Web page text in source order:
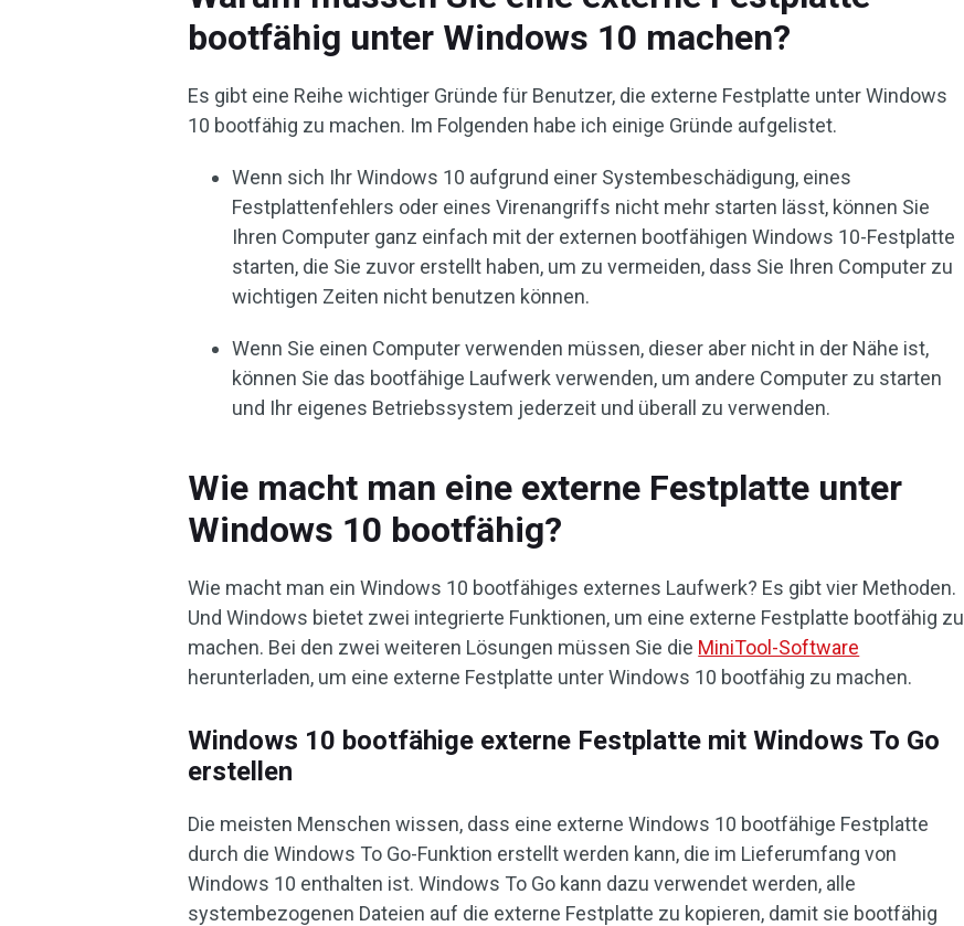
bootfähig unter Windows 10 machen?
Es gibt eine Reihe wichtiger Gründe für Benutzer, die externe Festplatte unter Windows
10 bootfähig zu machen. Im Folgenden habe ich einige Gründe aufgelistet.
Wenn sich Ihr Windows 10 aufgrund einer Systembeschädigung, eines
Festplattenfehlers oder eines Virenangriffs nicht mehr starten lässt, können Sie
Ihren Computer ganz einfach mit der externen bootfähigen Windows 10-Festplatte
starten, die Sie zuvor erstellt haben, um zu vermeiden, dass Sie Ihren Computer zu
wichtigen Zeiten nicht benutzen können.
Wenn Sie einen Computer verwenden müssen, dieser aber nicht in der Nähe ist,
können Sie das bootfähige Laufwerk verwenden, um andere Computer zu starten
und Ihr eigenes Betriebssystem jederzeit und überall zu verwenden.
Wie macht man eine externe Festplatte unter
Windows 10 bootfähig?
Wie macht man ein Windows 10 bootfähiges externes Laufwerk? Es gibt vier Methoden.
Und Windows bietet zwei integrierte Funktionen, um eine externe Festplatte bootfähig zu
machen. Bei den zwei weiteren Lösungen müssen Sie die MiniTool-Software
herunterladen, um eine externe Festplatte unter Windows 10 bootfähig zu machen.
Windows 10 bootfähige externe Festplatte mit Windows To Go
erstellen
Die meisten Menschen wissen, dass eine externe Windows 10 bootfähige Festplatte
durch die Windows To Go-Funktion erstellt werden kann, die im Lieferumfang von
Windows 10 enthalten ist. Windows To Go kann dazu verwendet werden, alle
systembezogenen Dateien auf die externe Festplatte zu kopieren, damit sie bootfähig